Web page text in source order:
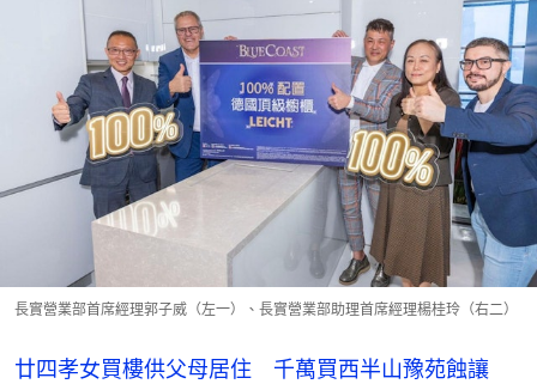
長實營業部首席經理郭子威（左一）、長實營業部助理首席經理楊桂玲（右二）
廿四孝女買樓供父母居住 千萬買西半山豫苑蝕讓